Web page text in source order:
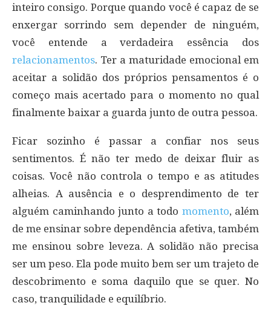
inteiro consigo. Porque quando você é capaz de se
enxergar sorrindo sem depender de ninguém,
você entende a verdadeira essência dos
relacionamentos. Ter a maturidade emocional em
aceitar a solidão dos próprios pensamentos é o
começo mais acertado para o momento no qual
finalmente baixar a guarda junto de outra pessoa.
Ficar sozinho é passar a confiar nos seus
sentimentos. É não ter medo de deixar fluir as
coisas. Você não controla o tempo e as atitudes
alheias. A ausência e o desprendimento de ter
alguém caminhando junto a todo momento, além
de me ensinar sobre dependência afetiva, também
me ensinou sobre leveza. A solidão não precisa
ser um peso. Ela pode muito bem ser um trajeto de
descobrimento e soma daquilo que se quer. No
caso, tranquilidade e equilíbrio.